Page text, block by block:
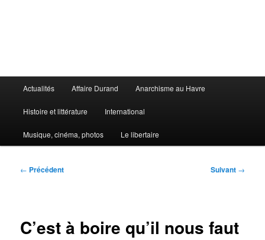
principal
Actualités Affaire Durand Anarchisme au Havre
Histoire et littérature International
Musique, cinéma, photos Le libertaire
Navigation
← Précédent Suivant →
C’est à boire qu’il nous faut